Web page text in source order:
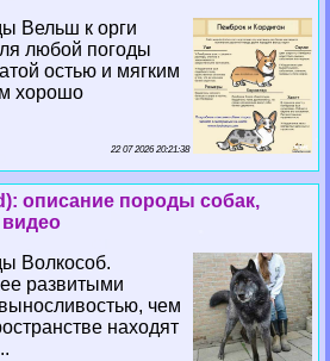
Вельш к opги
любой погоды
остью и мягким
хорошо
22 07 2026 20:21:38
описание породы собак,
Волкособ.
развитыми
чем
находят